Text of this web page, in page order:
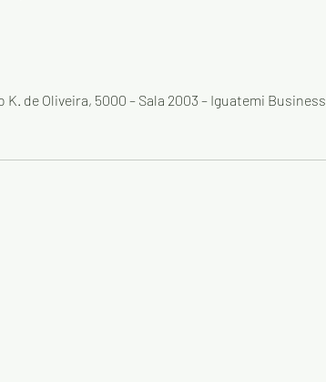
de Oliveira, 5000 – Sala 2003 – Iguatemi Business